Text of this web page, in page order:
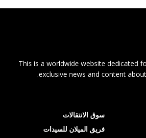
This is a worldwide website dedicated
exclusive news and content
سوق الانتقالات
فريق الميلان للسيدات